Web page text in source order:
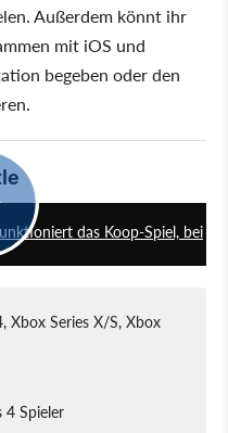
Außerdem könnt ihr
mit iOS und
begeben oder den
das Koop-Spiel, bei
Xbox Series X/S, Xbox
4 Spieler